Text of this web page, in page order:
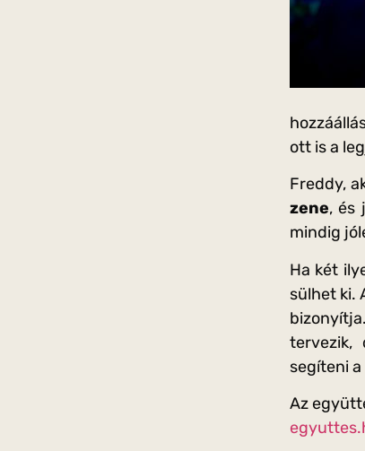
ott is a
Freddy,
zene, és
mindig
Ha két
sülhet ki.
tervezik,
segíteni
Az